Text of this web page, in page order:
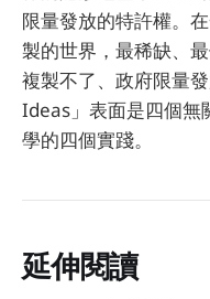
限量發放的特許權。
製的世界，最稀缺、
複製不了、政府限量
Ideas」表面是四個無
學的四個實踐。
延伸閱讀